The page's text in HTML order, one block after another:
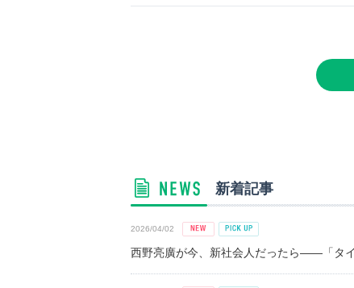
新着記事
2026/04/02
西野亮廣が今、新社会人だったら――「タイ